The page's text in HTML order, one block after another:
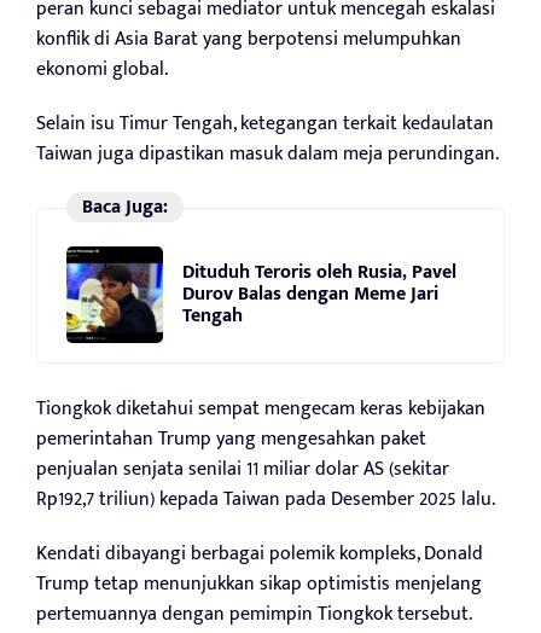
peran kunci sebagai mediator untuk mencegah eskalasi
konflik di Asia Barat yang berpotensi melumpuhkan
ekonomi global.
Selain isu Timur Tengah, ketegangan terkait kedaulatan
Taiwan juga dipastikan masuk dalam meja perundingan.
Baca Juga:
Dituduh Teroris oleh Rusia, Pavel
Durov Balas dengan Meme Jari
Tengah
Tiongkok diketahui sempat mengecam keras kebijakan
pemerintahan Trump yang mengesahkan paket
penjualan senjata senilai 11 miliar dolar AS (sekitar
Rp192,7 triliun) kepada Taiwan pada Desember 2025 lalu.
Kendati dibayangi berbagai polemik kompleks, Donald
Trump tetap menunjukkan sikap optimistis menjelang
pertemuannya dengan pemimpin Tiongkok tersebut.